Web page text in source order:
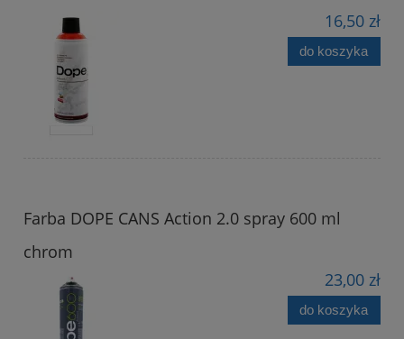
16,50 zł
do koszyka
Farba DOPE CANS Action 2.0 spray 600 ml
chrom
23,00 zł
do koszyka